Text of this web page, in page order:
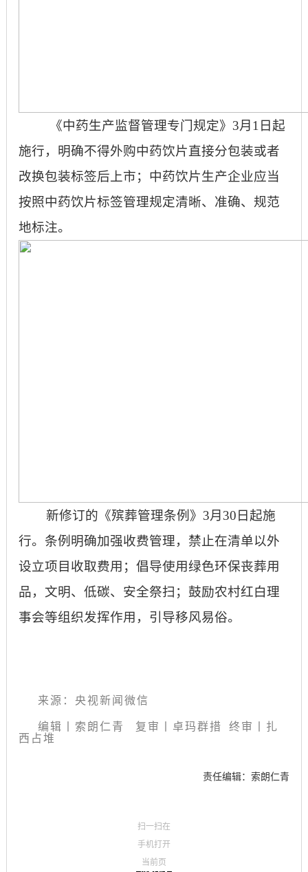
《中药生产监督管理专门规定》3月1日起
施行，明确不得外购中药饮片直接分包装或者
改换包装标签后上市；中药饮片生产企业应当
按照中药饮片标签管理规定清晰、准确、规范
地标注。
新修订的《殡葬管理条例》 3月30日起施
行。条例明确加强收费管理，禁止在清单以外
设立项目收取费用；倡导使用绿色环保丧葬用
品，文明、低碳、安全祭扫；鼓励农村红白理
事会等组织发挥作用，引导移风易俗。
来源：央视新闻微信
编辑丨索朗仁青
复审丨卓玛群措 终审丨扎
西占堆
责任编辑：索朗仁青
扫一扫在
手机打开
当前页